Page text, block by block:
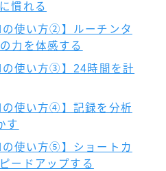
慣れる
使い方②】ルーチンタ
力を体感する
の使い方③】24時間を計
の使い方④】記録を分析
す
使い方⑤】ショートカ
ードアップする